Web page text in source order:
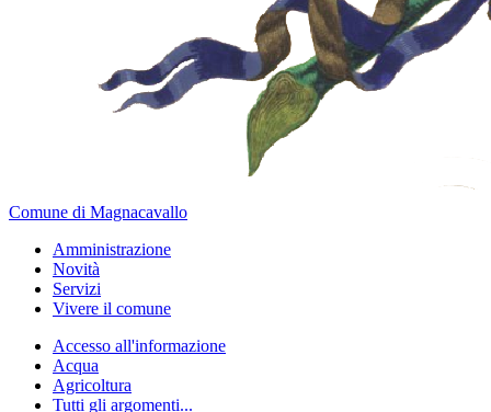
Comune di Magnacavallo
Amministrazione
Novità
Servizi
Vivere il comune
Accesso all'informazione
Acqua
Agricoltura
Tutti gli argomenti...